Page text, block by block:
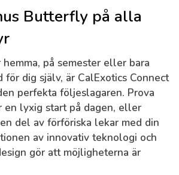
Butterfly på alla
på semester eller bara
för dig själv, är CalExotics Connect
perfekta följeslagaren. Prova
en lyxig start på dagen, eller
del av förföriska lekar med din
av innovativ teknologi och
gör att möjligheterna är